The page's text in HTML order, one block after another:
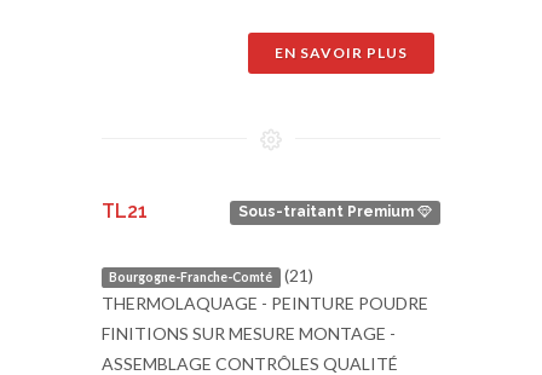
EN SAVOIR PLUS
Sous-traitant Premium
TL21
Bourgogne-Franche-Comté (21)
THERMOLAQUAGE - PEINTURE POUDRE
FINITIONS SUR MESURE MONTAGE -
ASSEMBLAGE CONTRÔLES QUALITÉ